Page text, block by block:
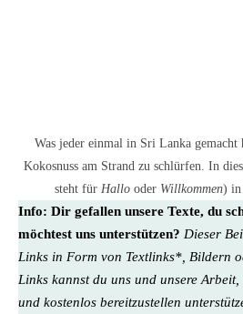
Was jeder einmal in Sri Lanka gemacht
Kokosnuss am Strand zu schlürfen. In
steht für Hallooder Willkommen) in
Info: Dir gefallen unsere Texte, du
möchtest uns unterstützen? Dieser
Links in Form von Textlinks*, Bildern
Links kannst du uns und unsere
und kostenlos bereitzustellen